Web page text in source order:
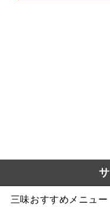
三味おすすめメニュー